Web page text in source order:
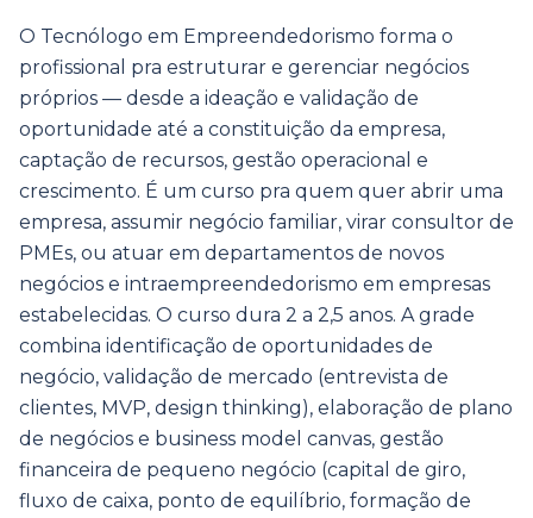
O Tecnólogo em Empreendedorismo forma o
profissional pra estruturar e gerenciar negócios
próprios — desde a ideação e validação de
oportunidade até a constituição da empresa,
captação de recursos, gestão operacional e
crescimento. É um curso pra quem quer abrir uma
empresa, assumir negócio familiar, virar consultor de
PMEs, ou atuar em departamentos de novos
negócios e intraempreendedorismo em empresas
estabelecidas. O curso dura 2 a 2,5 anos. A grade
combina identificação de oportunidades de
negócio, validação de mercado (entrevista de
clientes, MVP, design thinking), elaboração de plano
de negócios e business model canvas, gestão
financeira de pequeno negócio (capital de giro,
fluxo de caixa, ponto de equilíbrio, formação de